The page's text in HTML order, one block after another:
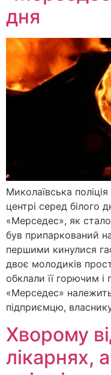
дня
Миколаївська
центрі серед білого
«Мерседес», як
був припаркований
першими кинулися
двоє молодиків
обклали її горючим і
«Мерседес»
підприємцю,
Хворому
лікарнях,